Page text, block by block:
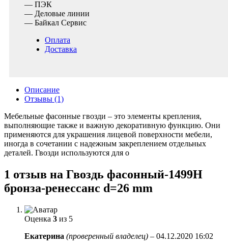
— ПЭК
— Деловые линии
— Байкал Сервис
Оплата
Доставка
Описание
Отзывы (1)
Мебельные фасонные гвозди – это элементы крепления,
выполняющие также и важную декоративную функцию. Они
применяются для украшения лицевой поверхности мебели,
иногда в сочетании с надежным закреплением отдельных
деталей. Гвозди используются для о
1 отзыв на Гвоздь фасонный-1499H
бронза-ренессанс d=26 mm
Оценка 3 из 5
Екатерина (проверенный владелец) – 04.12.2020 16:02